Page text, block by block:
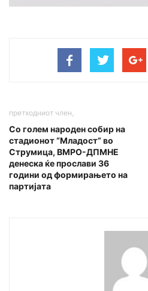
претходниот член,
Со голем народен собир на
стадионот “Младост” во
Струмица, ВМРО-ДПМНЕ
денеска ќе прослави 36
години од формирањето на
партијата